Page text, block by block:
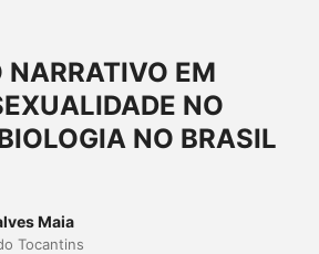
NARRATIVO EM
NO
NO BRASIL
Maia
Tocantins